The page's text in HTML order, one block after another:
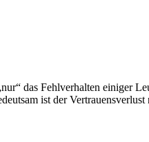
das Fehlverhalten einiger
ist der